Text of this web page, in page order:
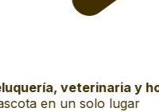
veterinaria y
en un solo lugar